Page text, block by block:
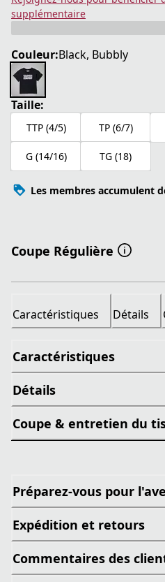
supplémentaire
Couleur:Black, Bubbly
Taille:
TTP (4/5) TP (6/7)
G (14/16) TG (18)
Les membres accumulent
Coupe Régulière
Caractéristiques Détails
Caractéristiques
Détails
Coupe & entretien du
Préparez-vous pour
Expédition et retours
Commentaires des